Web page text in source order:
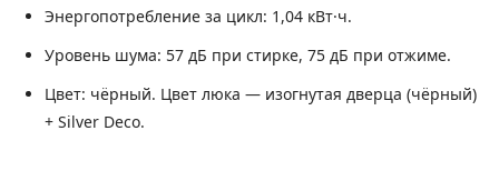
Энергопотребление за цикл: 1,04 кВт·ч.
Уровень шума: 57 дБ при стирке, 75 дБ при отжиме.
Цвет: чёрный. Цвет люка — изогнутая дверца (чёрный)
+ Silver Deco.